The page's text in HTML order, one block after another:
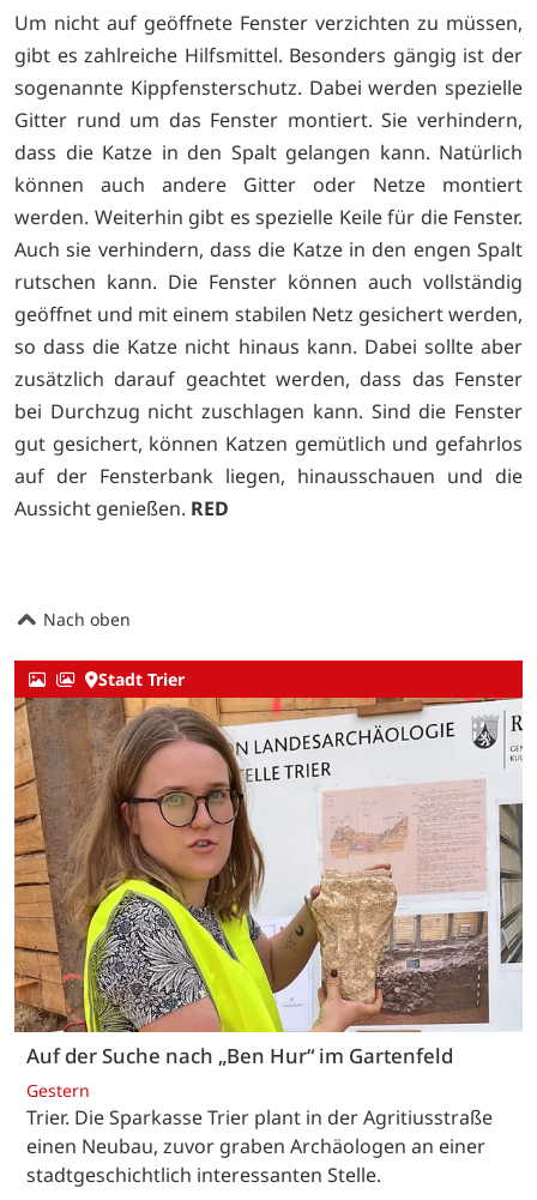
Um nicht auf geöffnete Fenster verzichten zu müssen,
gibt es zahlreiche Hilfsmittel. Besonders gängig ist der
sogenannte Kippfensterschutz. Dabei werden spezielle
Gitter rund um das Fenster montiert. Sie verhindern,
dass die Katze in den Spalt gelangen kann. Natürlich
können auch andere Gitter oder Netze montiert
werden. Weiterhin gibt es spezielle Keile für die Fenster.
Auch sie verhindern, dass die Katze in den engen Spalt
rutschen kann. Die Fenster können auch vollständig
geöffnet und mit einem stabilen Netz gesichert werden,
so dass die Katze nicht hinaus kann. Dabei sollte aber
zusätzlich darauf geachtet werden, dass das Fenster
bei Durchzug nicht zuschlagen kann. Sind die Fenster
gut gesichert, können Katzen gemütlich und gefahrlos
auf der Fensterbank liegen, hinausschauen und die
Aussicht genießen. RED
Nach oben
Stadt Trier
Auf der Suche nach „Ben Hur“ im Gartenfeld
Gestern
Trier. Die Sparkasse Trier plant in der Agritiusstraße
einen Neubau, zuvor graben Archäologen an einer
stadtgeschichtlich interessanten Stelle.